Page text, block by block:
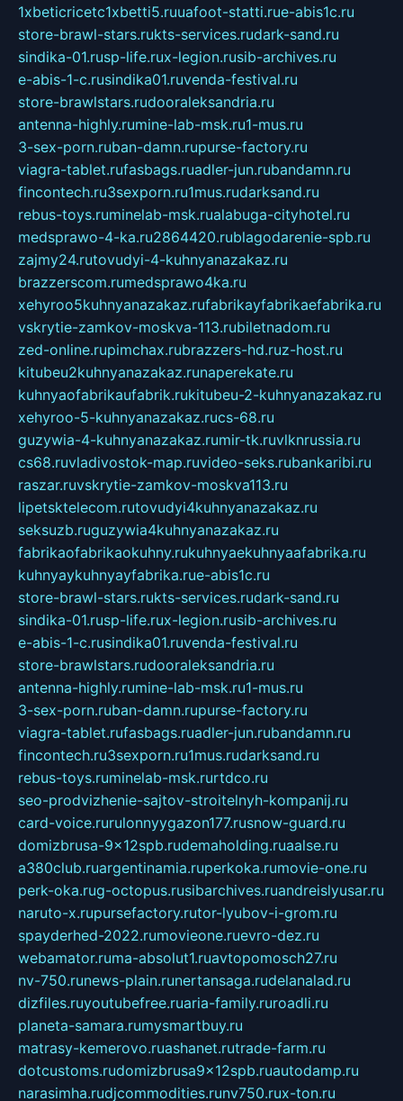
1xbeticricetc1xbetti5.ruuafoot-statti.rue-abis1c.ru
store-brawl-stars.rukts-services.rudark-sand.ru
sindika-01.rusp-life.rux-legion.rusib-archives.ru
e-abis-1-c.rusindika01.ruvenda-festival.ru
store-brawlstars.rudooraleksandria.ru
antenna-highly.rumine-lab-msk.ru1-mus.ru
3-sex-porn.ruban-damn.rupurse-factory.ru
viagra-tablet.rufasbags.ruadler-jun.rubandamn.ru
fincontech.ru3sexporn.ru1mus.rudarksand.ru
rebus-toys.ruminelab-msk.rualabuga-cityhotel.ru
medsprawo-4-ka.ru2864420.rublagodarenie-spb.ru
zajmy24.rutovudyi-4-kuhnyanazakaz.ru
brazzerscom.rumedsprawo4ka.ru
xehyroo5kuhnyanazakaz.rufabrikayfabrikaefabrika.ru
vskrytie-zamkov-moskva-113.rubiletnadom.ru
zed-online.rupimchax.rubrazzers-hd.ruz-host.ru
kitubeu2kuhnyanazakaz.runaperekate.ru
kuhnyaofabrikaufabrik.rukitubeu-2-kuhnyanazakaz.ru
xehyroo-5-kuhnyanazakaz.rucs-68.ru
guzywia-4-kuhnyanazakaz.rumir-tk.ruvlknrussia.ru
cs68.ruvladivostok-map.ruvideo-seks.rubankaribi.ru
raszar.ruvskrytie-zamkov-moskva113.ru
lipetsktelecom.rutovudyi4kuhnyanazakaz.ru
seksuzb.ruguzywia4kuhnyanazakaz.ru
fabrikaofabrikaokuhny.rukuhnyaekuhnyaafabrika.ru
kuhnyaykuhnyayfabrika.rue-abis1c.ru
store-brawl-stars.rukts-services.rudark-sand.ru
sindika-01.rusp-life.rux-legion.rusib-archives.ru
e-abis-1-c.rusindika01.ruvenda-festival.ru
store-brawlstars.rudooraleksandria.ru
antenna-highly.rumine-lab-msk.ru1-mus.ru
3-sex-porn.ruban-damn.rupurse-factory.ru
viagra-tablet.rufasbags.ruadler-jun.rubandamn.ru
fincontech.ru3sexporn.ru1mus.rudarksand.ru
rebus-toys.ruminelab-msk.rurtdco.ru
seo-prodvizhenie-sajtov-stroitelnyh-kompanij.ru
card-voice.rurulonnyygazon177.rusnow-guard.ru
domizbrusa-9x12spb.rudemaholding.ruaalse.ru
a380club.ruargentinamia.ruperkoka.rumovie-one.ru
perk-oka.rug-octopus.rusibarchives.ruandreislyusar.ru
naruto-x.rupursefactory.rutor-lyubov-i-grom.ru
spayderhed-2022.rumovieone.ruevro-dez.ru
webamator.ruma-absolut1.ruavtopomosch27.ru
nv-750.runews-plain.runertansaga.rudelanalad.ru
dizfiles.ruyoutubefree.ruaria-family.ruroadli.ru
planeta-samara.rumysmartbuy.ru
matrasy-kemerovo.ruashanet.rutrade-farm.ru
dotcustoms.rudomizbrusa9x12spb.ruautodamp.ru
narasimha.rudjcommodities.runv750.rux-ton.ru